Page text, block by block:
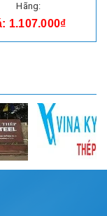
Hãng:
1.107.000₫